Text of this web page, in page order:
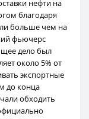
нефти на
благодаря
больше чем на
фьючерс
дело был
около 5% от
экспортные
до конца
обходить